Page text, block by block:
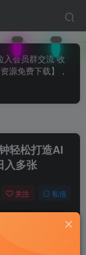
入会员群交流 收
源免费下载】，
轻松打造AI
入多张
关注 私信
0 105 81